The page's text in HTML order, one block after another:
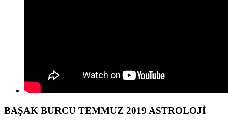
BAŞAK BURCU TEMMUZ 2019 ASTROLOJİ